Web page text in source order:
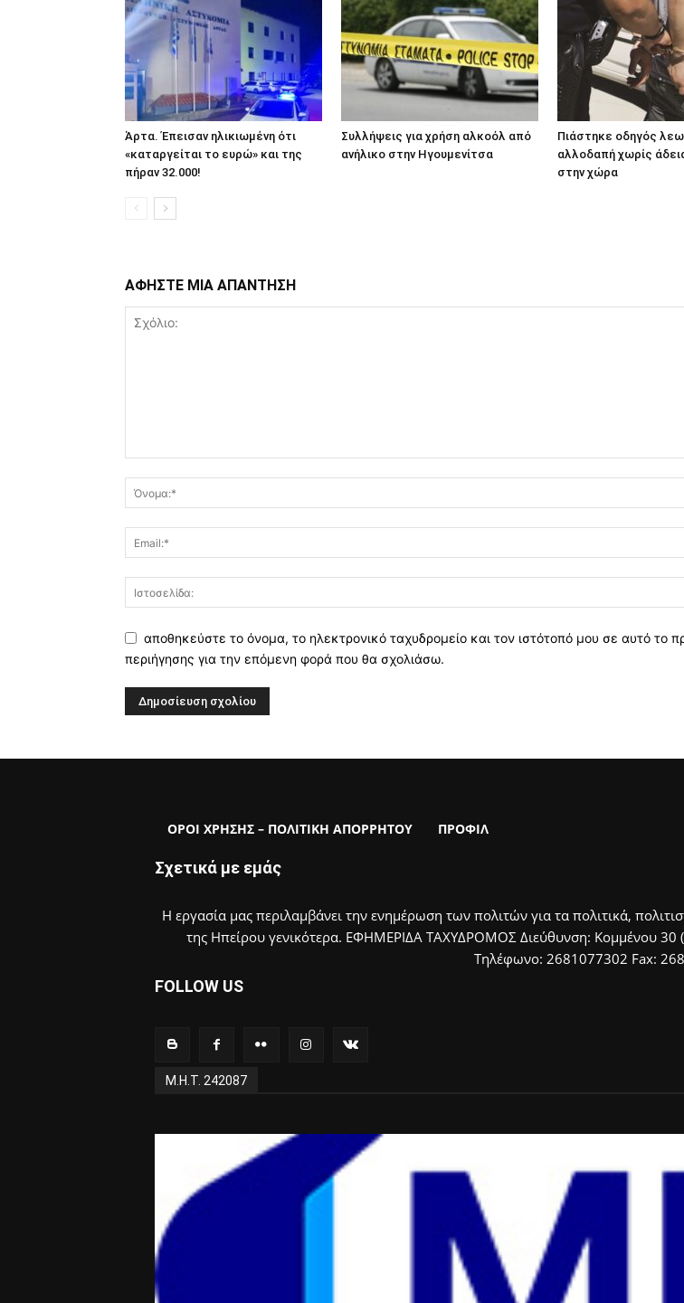
Άρτα. Έπεισαν ηλικιωμένη ότι
«καταργείται το ευρώ» και της
πήραν 32.000!
Συλλήψεις για χρήση αλκοόλ από
ανήλικο στην Ηγουμενίτσα
Πιάστηκε οδηγός
αλλοδαπή χωρίς
στην χώρα
ΑΦΗΣΤΕ ΜΙΑ ΑΠΑΝΤΗΣΗ
αποθηκεύστε το όνομα, το ηλεκτρονικό ταχυδρομείο και τον ιστότοπό μου σε αυτό το
περιήγησης για την επόμενη φορά που θα σχολιάσω.
ΟΡΟΙ ΧΡΗΣΗΣ – ΠΟΛΙΤΙΚΗ ΑΠΟΡΡΗΤΟΥ ΠΡΟΦΙΛ
Σχετικά με εμάς
Η εργασία μας περιλαμβάνει την ενημέρωση των πολιτών για τα πολιτικά,
της Ηπείρου γενικότερα. ΕΦΗΜΕΡΙΔΑ ΤΑΧΥΔΡΟΜΟΣ Διεύθυνση: Κομμένου
Τηλέφωνο: 2681077302 Fax:
FOLLOW US
Μ.Η.Τ. 242087